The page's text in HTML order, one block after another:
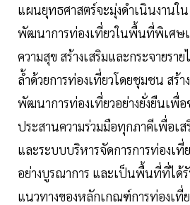
แผนยุทธศาสตร์จะมุ่งดำเนินงานใ
พัฒนาการท่องเที่ยวในพื้นที่พิเศษ
ความสุข สร้างเสริมและกระจายรา
ล้ำด้วยการท่องเที่ยวโดยชุมชน สร้
พัฒนาการท่องเที่ยวอย่างยั่งยืนเพื่
ประสานความร่วมมือทุกภาคีเพื่อเส
และระบบบริหารจัดการการท่องเที่
อย่างบูรณาการ และเป็นพื้นที่ที่ได้
แนวทางของหลักเกณฑ์การท่องเที่ย